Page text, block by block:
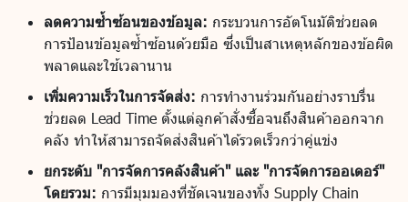
ลดความซ้ำซ้อนของข้อมูล: กระบวนการอัตโนมัติช่วยลด
การป้อนข้อมูลซ้ำซ้อนด้วยมือ ซึ่งเป็นสาเหตุหลักของข้อผิด
พลาดและใช้เวลานาน
เพิ่มความเร็วในการจัดส่ง: การทำงานร่วมกันอย่างราบรื่น
ช่วยลด Lead Time ตั้งแต่ลูกค้าสั่งซื้อจนถึงสินค้าออกจาก
คลัง ทำให้สามารถจัดส่งสินค้าได้รวดเร็วกว่าคู่แข่ง
ยกระดับ "การจัดการคลังสินค้า" และ "การจัดการออเดอร์"
โดยรวม: การมีมุมมองที่ชัดเจนของทั้ง Supply Chain